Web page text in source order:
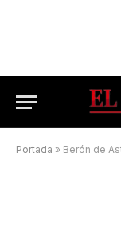
Portada » Berón de